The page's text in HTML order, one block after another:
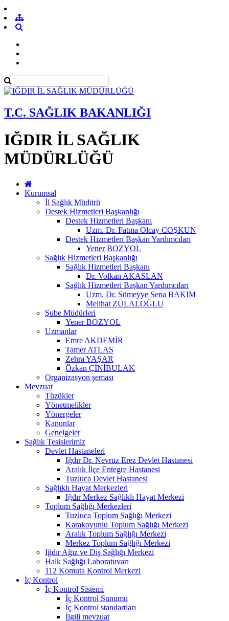
T.C. SAĞLIK BAKANLIĞI
IĞDIR İL SAĞLIK
MÜDÜRLÜĞÜ
Kurumsal
İl Sağlık Müdürü
Destek Hizmetleri Başkanlığı
Destek Hizmetleri Başkanı
Uzm. Dr. Fatma Olcay COŞKUN
Destek Hizmetleri Başkan Yardımcıları
Yener BOZYOL
Sağlık Hizmetleri Başkanlığı
Sağlık Hizmetleri Başkanı
Dr. Volkan AKASLAN
Sağlık Hizmetleri Başkan Yardımcıları
Uzm. Dr. Sümeyye Sena BAKIM
Melihat ZÜLALOĞLU
Şube Müdürleri
Yener BOZYOL
Uzmanlar
Emre AKDEMİR
Tamer ATLAS
Zehra YAŞAR
Özkan ÇİNİBULAK
Organizasyon şeması
Mevzuat
Tüzükler
Yönetmelikler
Yönergeler
Kanunlar
Genelgeler
Sağlık Tesislerimiz
Devlet Hastaneleri
Iğdır Dr. Nevruz Erez Devlet Hastanesi
Aralık İlçe Entegre Hastanesi
Tuzluca Devlet Hastanesi
Sağlıklı Hayat Merkezleri
Iğdır Merkez Sağlıklı Hayat Merkezi
Toplum Sağlığı Merkezleri
Tuzluca Toplum Sağlığı Merkezi
Karakoyunlu Toplum Sağlığı Merkezi
Aralık Toplum Sağlığı Merkezi
Merkez Toplum Sağlığı Merkezi
Iğdır Ağız ve Diş Sağlığı Merkezi
Halk Sağlığı Laboratuvarı
112 Komuta Kontrol Merkezi
İç Kontrol
İç Kontrol Sistemi
İç Kontrol Sunumu
İç Kontrol standartları
İlgili mevzuat